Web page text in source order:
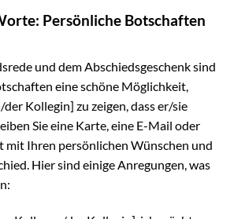
Persönliche Botschaften
und dem Abschiedsgeschenk sind
eine schöne Möglichkeit,
Kollegin] zu zeigen, dass er/sie
Sie eine Karte, eine E-Mail oder
mit Ihren persönlichen Wünschen und
Hier sind einige Anregungen, was